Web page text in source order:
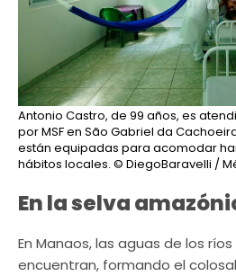
Antonio Castro, de 99 años, es
por MSF en São Gabriel da
están equipadas para acomodar
hábitos locales. © DiegoBaravelli /
En la selva
En Manaos, las aguas de los
encuentran, formando el